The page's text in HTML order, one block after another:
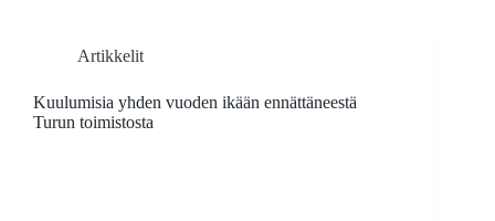
Artikkelit
Kuulumisia yhden vuoden ikään ennättäneestä
Turun toimistosta